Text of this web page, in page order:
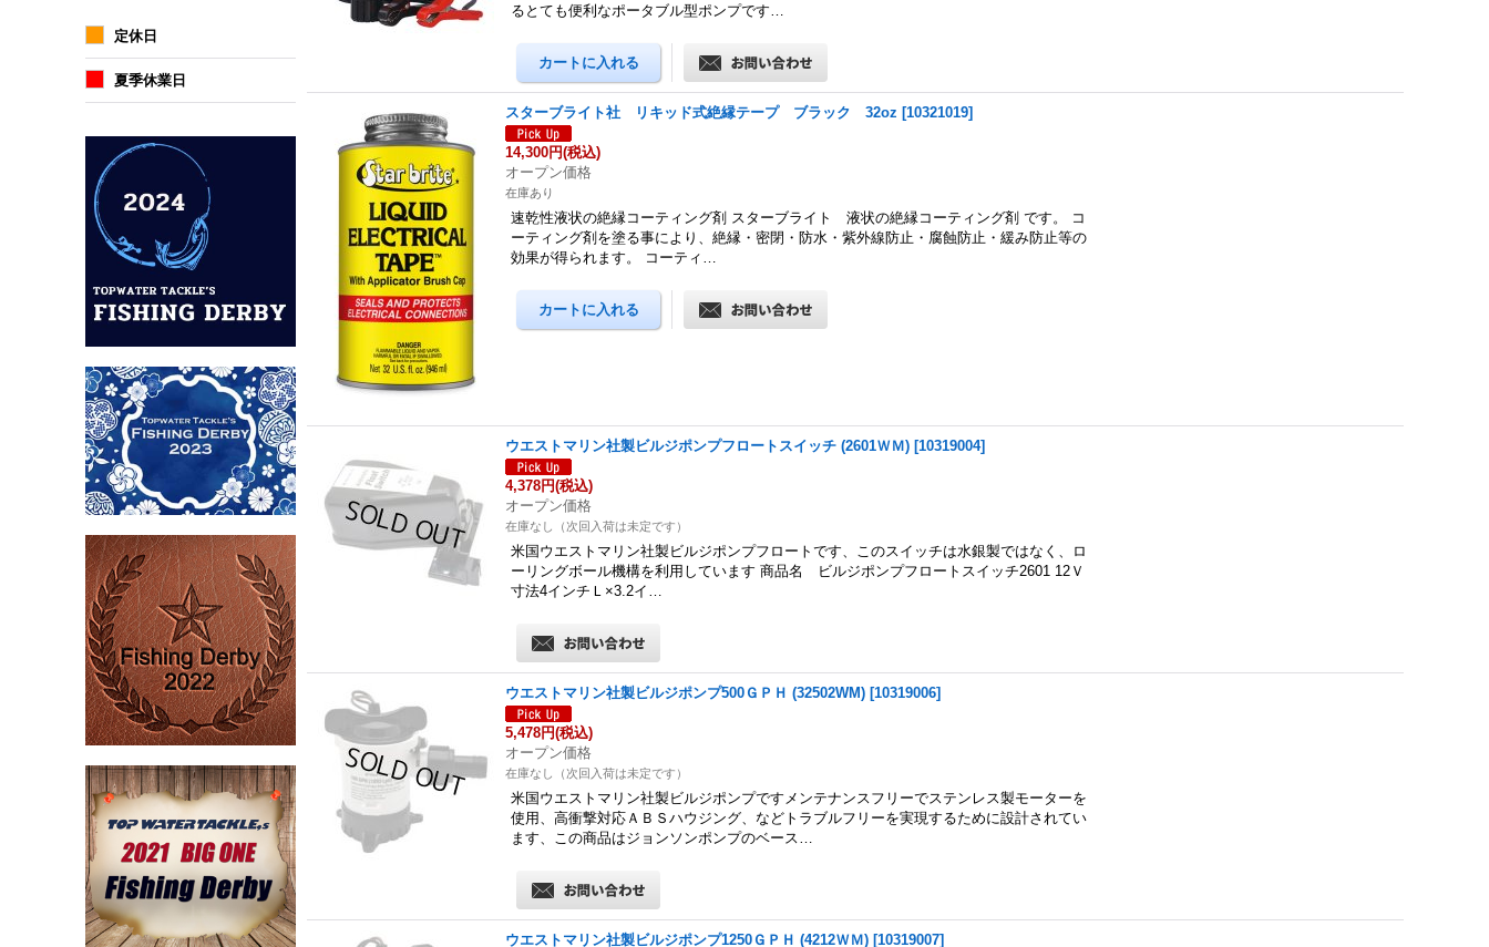
定休日
夏季休業日
るとても便利なポータブル型ポンプです…
スターブライト社 リキッド式絶縁テープ ブラック 32oz [10321019]
14,300円(税込)
オープン価格
在庫あり
速乾性液状の絶縁コーティング剤 スターブライト 液状の絶縁コーティング剤 です。 コ
ーティング剤を塗る事により、絶縁・密閉・防水・紫外線防止・腐蝕防止・緩み防止等の
効果が得られます。 コーティ…
ウエストマリン社製ビルジポンプフロートスイッチ (2601ＷＭ) [10319004]
4,378円(税込)
オープン価格
在庫なし（次回入荷は未定です）
米国ウエストマリン社製ビルジポンプフロートです、このスイッチは水銀製ではなく、ロ
ーリングボール機構を利用しています 商品名 ビルジポンプフロートスイッチ2601 12Ｖ
寸法4インチＬ×3.2イ…
ウエストマリン社製ビルジポンプ500ＧＰＨ (32502WM) [10319006]
5,478円(税込)
オープン価格
在庫なし（次回入荷は未定です）
米国ウエストマリン社製ビルジポンプですメンテナンスフリーでステンレス製モーターを
使用、高衝撃対応ＡＢＳハウジング、などトラブルフリーを実現するために設計されてい
ます、この商品はジョンソンポンプのベース…
ウエストマリン社製ビルジポンプ1250ＧＰＨ (4212ＷＭ) [10319007]